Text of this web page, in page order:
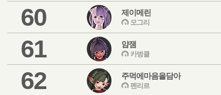
60 제이메린
모그리
61 얌잼
카벙클
62 주먹에마음을담아
펜리르